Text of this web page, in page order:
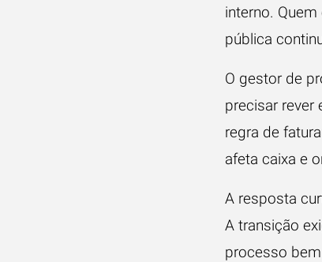
interno.
pública
O gestor de
precisar rever
regra de
afeta caixa e
A resposta
A transição
processo